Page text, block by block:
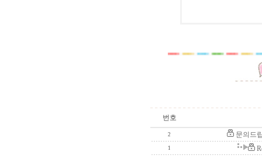
번호
2 문의드
1